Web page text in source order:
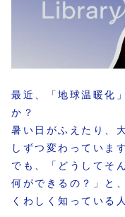
最近、「地球温暖化
か？
暑い日がふえたり、
しずつ変わっていま
でも、「どうしてそ
何ができるの？」と、
くわしく知っている